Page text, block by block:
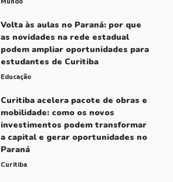
Volta às aulas no Paraná: por que
as novidades na rede estadual
podem ampliar oportunidades para
estudantes de Curitiba
Educação
Curitiba acelera pacote de obras e
mobilidade: como os novos
investimentos podem transformar
a capital e gerar oportunidades no
Paraná
Curitiba